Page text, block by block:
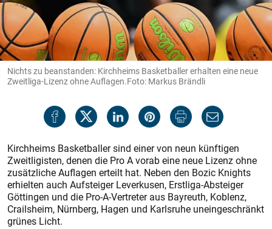
Nichts zu beanstanden: Kirchheims Basketballer erhalten eine neue
Zweitliga-Lizenz ohne Auflagen.Foto: Markus Brändli
Kirchheims Basketballer sind einer von neun künftigen
Zweitligisten, denen die Pro A vorab eine neue Lizenz ohne
zusätzliche Auflagen erteilt hat. Neben den Bozic Knights
erhielten auch Aufsteiger Leverkusen, Erstliga-Absteiger
Göttingen und die Pro-A-Vertreter aus Bayreuth, Koblenz,
Crailsheim, Nürnberg, Hagen und Karlsruhe uneingeschränkt
grünes Licht.